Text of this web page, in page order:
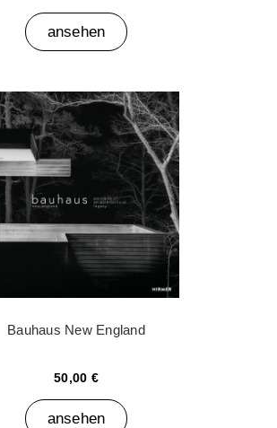
ansehen
Bauhaus New England
50,00 €
ansehen